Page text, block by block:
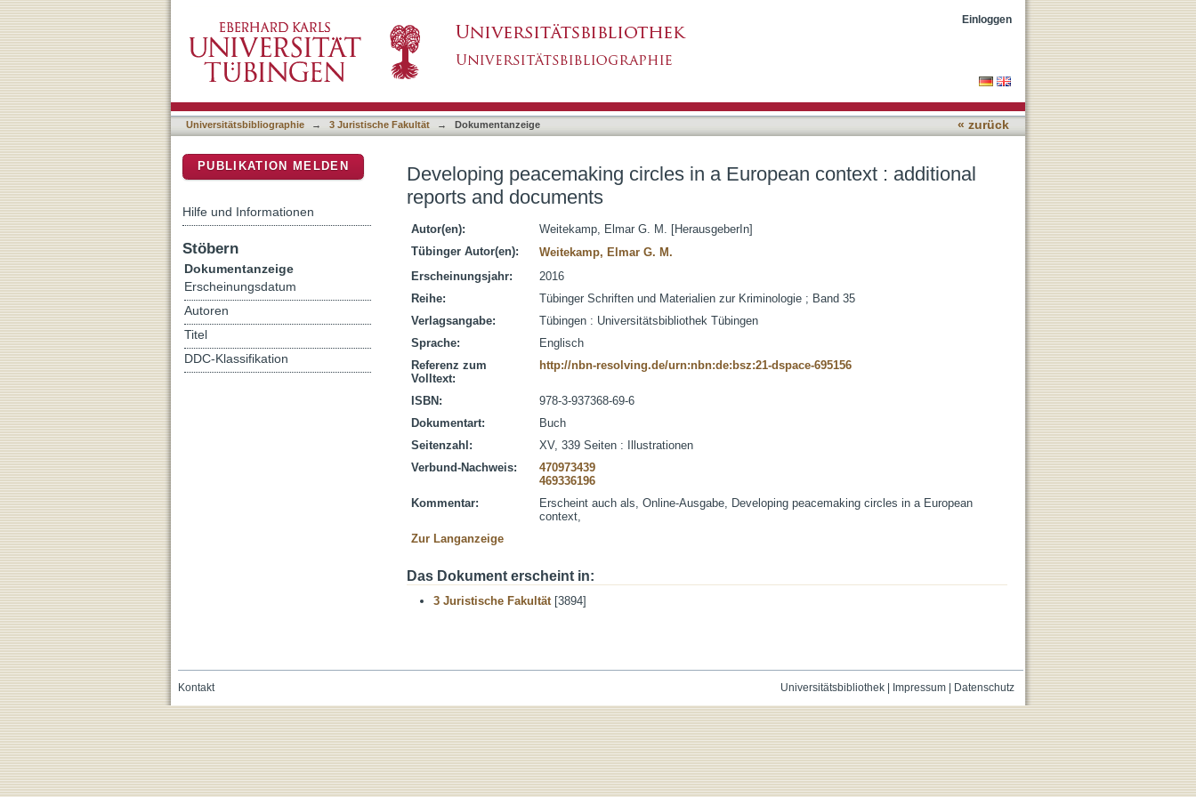
Einloggen
Universitätsbibliographie → 3 Juristische Fakultät → Dokumentanzeige « zurück
Developing peacemaking circles in a European context : additional
reports and documents
Autor(en):
Weitekamp, Elmar G. M. [HerausgeberIn]
Tübinger Autor(en):
Weitekamp, Elmar G. M.
Erscheinungsjahr:
2016
Reihe:
Tübinger Schriften und Materialien zur Kriminologie ; Band 35
Verlagsangabe:
Tübingen : Universitätsbibliothek Tübingen
Sprache:
Englisch
Referenz zum
Volltext:
http://nbn-resolving.de/urn:nbn:de:bsz:21-dspace-695156
ISBN:
978-3-937368-69-6
Dokumentart:
Buch
Seitenzahl:
XV, 339 Seiten : Illustrationen
Verbund-Nachweis:
470973439
469336196
Kommentar:
Erscheint auch als, Online-Ausgabe, Developing peacemaking circles in a European
context,
Zur Langanzeige
Das Dokument erscheint in:
3 Juristische Fakultät[3894]
PUBLIKATION MELDEN
Hilfe und Informationen
Stöbern
Dokumentanzeige
Erscheinungsdatum
Autoren
Titel
DDC-Klassifikation
Universitätsbibliothek| Impressum| Datenschutz
Kontakt